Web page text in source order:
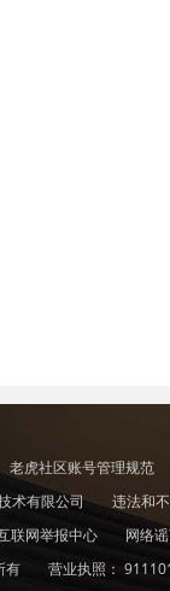
老虎社区账号管理规范
术有限公司
违法和
联网举报中心 网络
有
营业执照：